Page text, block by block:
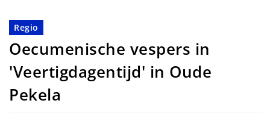
Regio
Oecumenische vespers in
'Veertigdagentijd' in Oude
Pekela